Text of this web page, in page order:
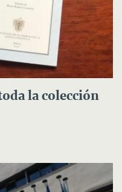
la colección